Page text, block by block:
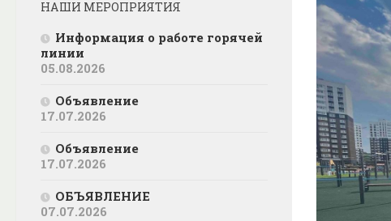
НАШИ МЕРОПРИЯТИЯ
Информация о работе горячей
линии
05.08.2026
Объявление
17.07.2026
Объявление
17.07.2026
ОБЪЯВЛЕНИЕ
07.07.2026